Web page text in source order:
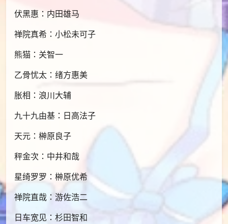
伏黑惠：内田雄马
禅院真希：小松未可子
熊猫：关智一
乙骨忧太：绪方惠美
胀相：浪川大辅
九十九由基：日高法子
天元：榊原良子
秤金次：中井和哉
星绮罗罗：榊原优希
禅院直哉：游佐浩二
日车宽见：杉田智和